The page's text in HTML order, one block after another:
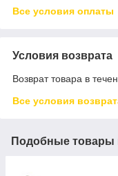
Все условия оплаты
Условия возврата
Возврат товара в
Все условия
Подобные товары